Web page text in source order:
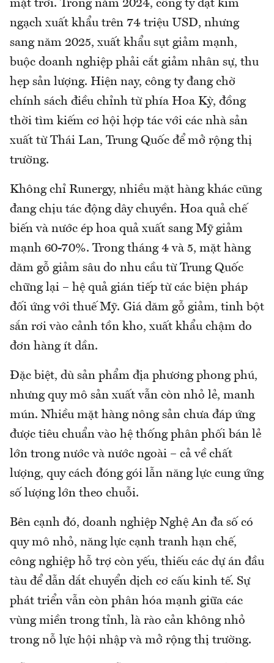
mặt trời. Trong năm 2024, công ty đạt kim
ngạch xuất khẩu trên 74 triệu USD, nhưng
sang năm 2025, xuất khẩu sụt giảm mạnh,
buộc doanh nghiệp phải cắt giảm nhân sự, thu
hẹp sản lượng. Hiện nay, công ty đang chờ
chính sách điều chỉnh từ phía Hoa Kỳ, đồng
thời tìm kiếm cơ hội hợp tác với các nhà sản
xuất từ Thái Lan, Trung Quốc để mở rộng thị
trường.
Không chỉ Runergy, nhiều mặt hàng khác cũng
đang chịu tác động dây chuyền. Hoa quả chế
biến và nước ép hoa quả xuất sang Mỹ giảm
mạnh 60-70%. Trong tháng 4 và 5, mặt hàng
dăm gỗ giảm sâu do nhu cầu từ Trung Quốc
chững lại – hệ quả gián tiếp từ các biện pháp
đối ứng với thuế Mỹ. Giá dăm gỗ giảm, tinh bột
sắn rơi vào cảnh tồn kho, xuất khẩu chậm do
đơn hàng ít dần.
Đặc biệt, dù sản phẩm địa phương phong phú,
nhưng quy mô sản xuất vẫn còn nhỏ lẻ, manh
mún. Nhiều mặt hàng nông sản chưa đáp ứng
được tiêu chuẩn vào hệ thống phân phối bán lẻ
lớn trong nước và nước ngoài – cả về chất
lượng, quy cách đóng gói lẫn năng lực cung ứng
số lượng lớn theo chuỗi.
Bên cạnh đó, doanh nghiệp Nghệ An đa số có
quy mô nhỏ, năng lực cạnh tranh hạn chế,
công nghiệp hỗ trợ còn yếu, thiếu các dự án đầu
tàu để dẫn dắt chuyển dịch cơ cấu kinh tế. Sự
phát triển vẫn còn phân hóa mạnh giữa các
vùng miền trong tỉnh, là rào cản không nhỏ
trong nỗ lực hội nhập và mở rộng thị trường.